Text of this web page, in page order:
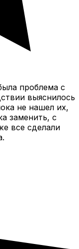
проблема с
выяснилось
не нашел их,
заменить, с
все сделали